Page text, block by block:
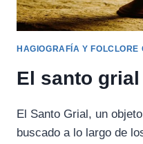
HAGIOGRAFÍA Y FOLCLORE
El santo grial
El Santo Grial, un
buscado a lo largo de